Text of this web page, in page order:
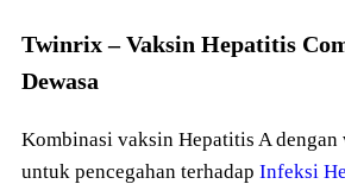
Twinrix – Vaksin Hepatitis
Dewasa
Kombinasi vaksin Hepatitis A
untuk pencegahan terhadap Infeksi